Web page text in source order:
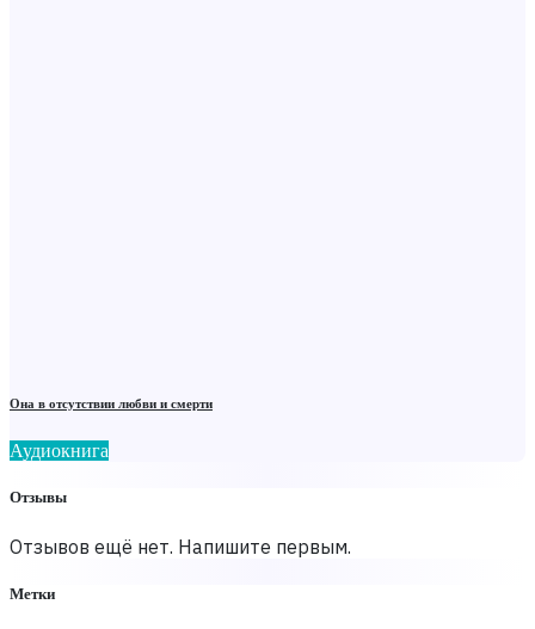
Она в отсутствии любви и смерти
Аудиокнига
Отзывы
Отзывов ещё нет. Напишите первым.
Метки